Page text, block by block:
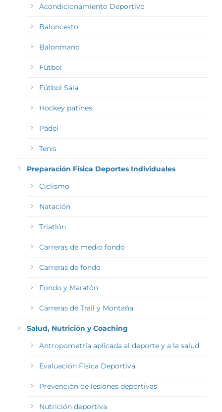
Acondicionamiento Deportivo
Baloncesto
Balonmano
Fútbol
Fútbol Sala
Hockey patines
Pádel
Tenis
Preparación Física Deportes Individuales
Ciclismo
Natación
Triatlón
Carreras de medio fondo
Carreras de fondo
Fondo y Maratón
Carreras de Trail y Montaña
Salud, Nutrición y Coaching
Antropometría aplicada al deporte y a la salud
Evaluación Física Deportiva
Prevención de lesiones deportivas
Nutrición deportiva